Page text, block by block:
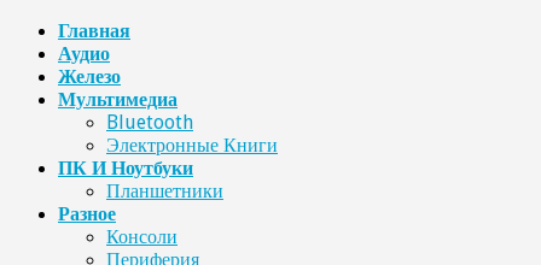
Главная
Аудио
Железо
Мультимедиа
Bluetooth
Электронные Книги
ПК И Ноутбуки
Планшетники
Разное
Консоли
Периферия